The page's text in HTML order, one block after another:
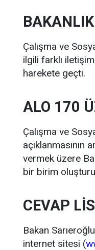
Çalışma ve
ilgili farklı
harekete geçti.
ALO 170
Çalışma ve
açıklanmasının
vermek üzere
bir birim
CEVAP
Bakan
internet sitesi (